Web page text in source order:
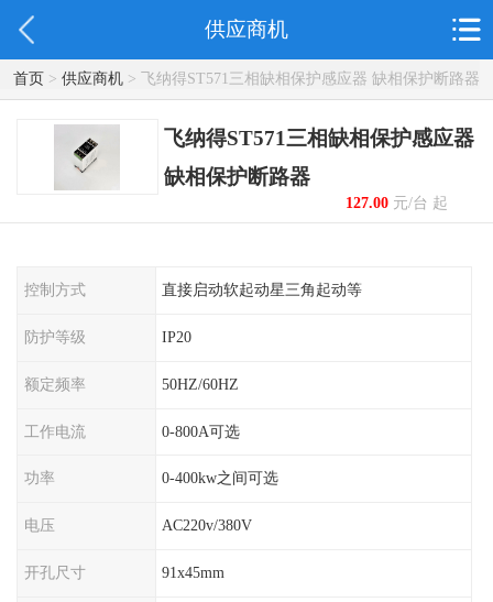
供应商机
首页> 供应商机> 飞纳得ST571三相缺相保护感应器 缺相保护断路器
飞纳得ST571三相缺相保护感应器
缺相保护断路器
127.00元/台 起
控制方式 直接启动软起动星三角起动等
防护等级 IP20
额定频率 50HZ/60HZ
工作电流 0-800A可选
功率 0-400kw之间可选
电压 AC220v/380V
开孔尺寸 91x45mm